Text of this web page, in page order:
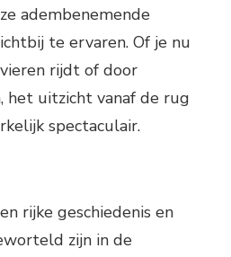
adembenemende
te ervaren. Of je nu
rijdt of door
het uitzicht vanaf de rug
spectaculair.
rijke geschiedenis en
zijn in de